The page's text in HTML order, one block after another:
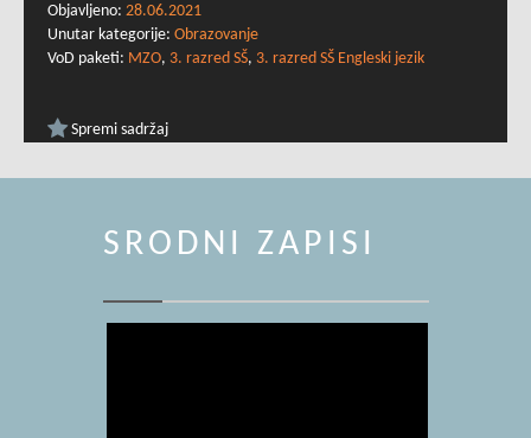
Objavljeno: 28.06.2021
Unutar kategorije: Obrazovanje
VoD paketi: MZO, 3. razred SŠ, 3. razred SŠ Engleski jezik
Spremi sadržaj
SRODNI ZAPISI